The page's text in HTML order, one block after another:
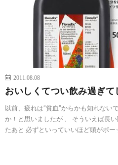
2011.08.08
おいしくてつい飲み過ぎ
以前、疲れは”貧血”からかも知れない
か！と思いましたが 、 そういえば長
たあと 必ずといっていいほど頭がボ